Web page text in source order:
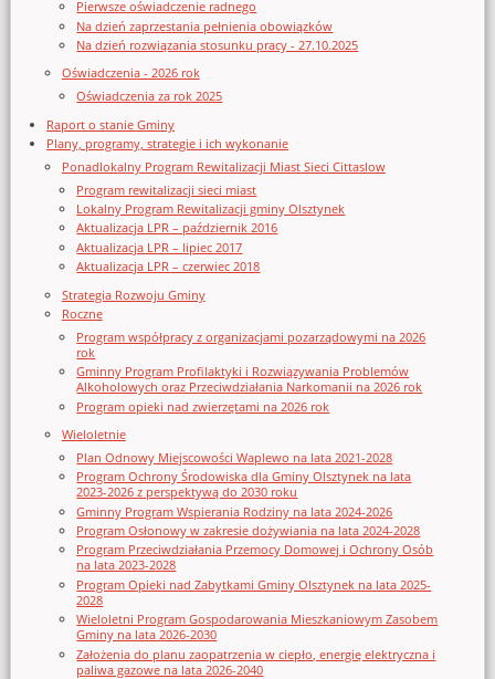
Pierwsze oświadczenie radnego
Na dzień zaprzestania pełnienia obowiązków
Na dzień rozwiązania stosunku pracy - 27.10.2025
Oświadczenia - 2026 rok
Oświadczenia za rok 2025
Raport o stanie Gminy
Plany, programy, strategie i ich wykonanie
Ponadlokalny Program Rewitalizacji Miast Sieci Cittaslow
Program rewitalizacji sieci miast
Lokalny Program Rewitalizacji gminy Olsztynek
Aktualizacja LPR – październik 2016
Aktualizacja LPR – lipiec 2017
Aktualizacja LPR – czerwiec 2018
Strategia Rozwoju Gminy
Roczne
Program współpracy z organizacjami pozarządowymi na 2026
rok
Gminny Program Profilaktyki i Rozwiązywania Problemów
Alkoholowych oraz Przeciwdziałania Narkomanii na 2026 rok
Program opieki nad zwierzętami na 2026 rok
Wieloletnie
Plan Odnowy Miejscowości Waplewo na lata 2021-2028
Program Ochrony Środowiska dla Gminy Olsztynek na lata
2023-2026 z perspektywą do 2030 roku
Gminny Program Wspierania Rodziny na lata 2024-2026
Program Osłonowy w zakresie dożywiania na lata 2024-2028
Program Przeciwdziałania Przemocy Domowej i Ochrony Osób
na lata 2023-2028
Program Opieki nad Zabytkami Gminy Olsztynek na lata 2025-
2028
Wieloletni Program Gospodarowania Mieszkaniowym Zasobem
Gminy na lata 2026-2030
Założenia do planu zaopatrzenia w ciepło, energię elektryczna i
paliwa gazowe na lata 2026-2040